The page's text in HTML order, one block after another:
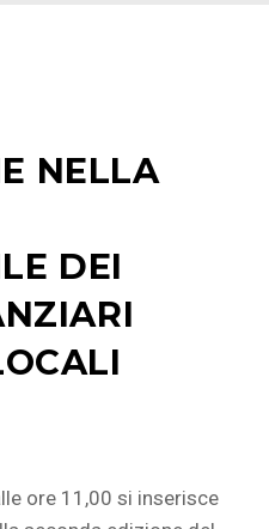
NELLA
DEI
ore 11,00 si inserisce